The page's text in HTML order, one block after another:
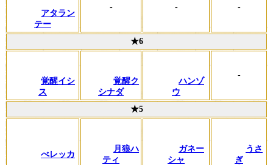
アタラン
テー
- - -
★6
覚醒イシ
ス
覚醒ク
シナダ
ハンゾ
ウ
-
★5
べレッカ
月狼ハ
ティ
ガネー
シャ
うさ
ぎ